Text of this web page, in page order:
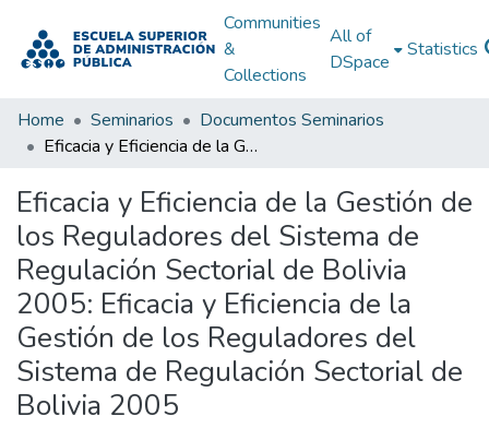
Communities
&
Collections
All of
DSpace
Statistics
Home Seminarios
Documentos Seminarios
Eficacia y Eficiencia de la Gestión de los Reguladores del Sistema de Regulación Sectorial de Bolivia 2005: Eficacia y Eficiencia de la Gestión de los Reguladores del Sistema de Regulación Sectorial de Bolivia 2005
Eficacia y Eficiencia de la Gestión de
los Reguladores del Sistema de
Regulación Sectorial de Bolivia
2005: Eficacia y Eficiencia de la
Gestión de los Reguladores del
Sistema de Regulación Sectorial de
Bolivia 2005